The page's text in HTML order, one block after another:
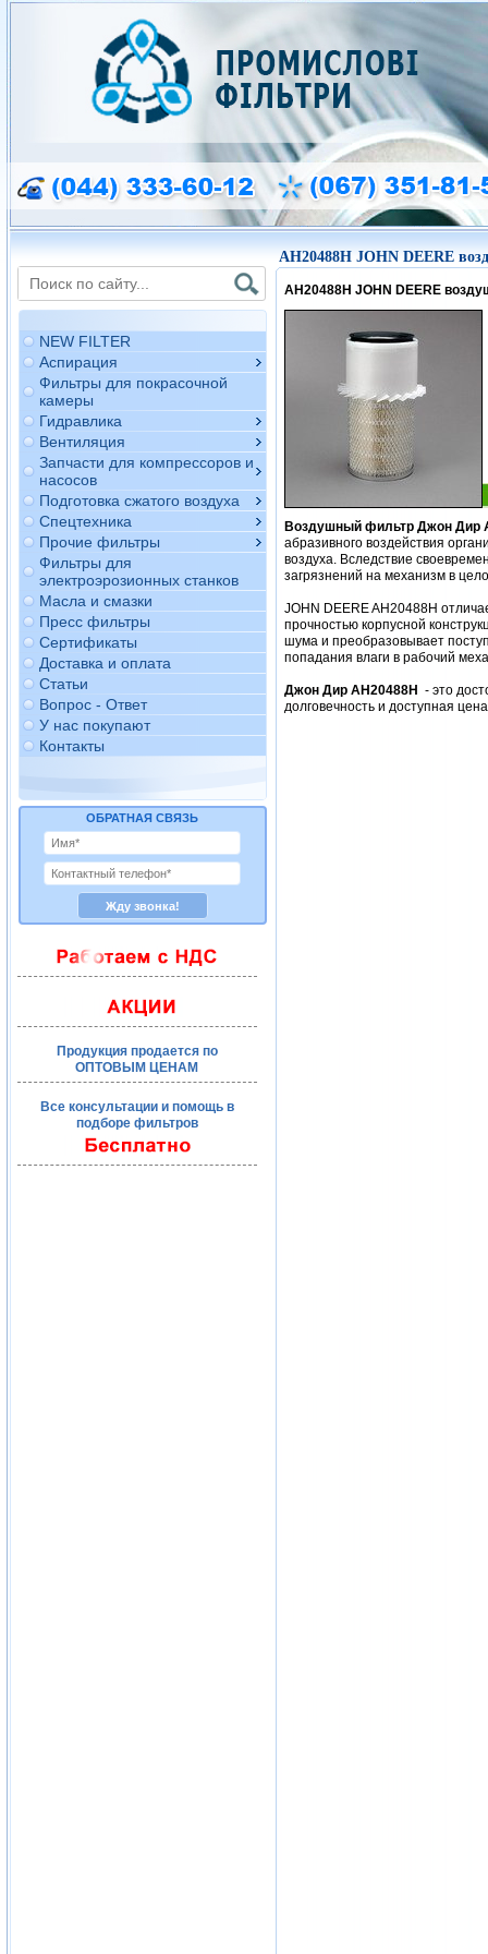
NEW FILTER
Аспирация
Фильтры для покрасочной
камеры
Гидравлика
Вентиляция
Запчасти для компрессоров и
насосов
Подготовка сжатого воздуха
Спецтехника
Прочие фильтры
Фильтры для
электроэрозионных станков
Масла и смазки
Пресс фильтры
Сертификаты
Доставка и оплата
Статьи
Вопрос - Ответ
У нас покупают
Контакты
ОБРАТНАЯ СВЯЗЬ
Продукция продается по
ОПТОВЫМ ЦЕНАМ
Все консультации и помощь в
подборе фильтров
AH20488H JOHN DEERE
AH20488H JOHN DEERE
Воздушный фильтр Джон Дир
абразивного воздействия
воздуха. Вследствие
загрязнений на механизм в
JOHN DEERE AH20488H
прочностью корпусной
шума и преобразовывает
попадания влаги в рабочий
Джон Дир AH20488H - это
долговечность и доступная